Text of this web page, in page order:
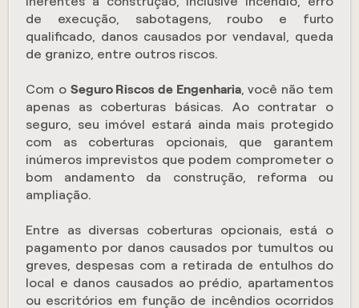
de execução, sabotagens, roubo e furto
qualificado, danos causados por vendaval, queda
de granizo, entre outros riscos.
Com o Seguro Riscos de Engenharia, você não tem
apenas as coberturas básicas. Ao contratar o
seguro, seu imóvel estará ainda mais protegido
com as coberturas opcionais, que garantem
inúmeros imprevistos que podem comprometer o
bom andamento da construção, reforma ou
ampliação.
Entre as diversas coberturas opcionais, está o
pagamento por danos causados por tumultos ou
greves, despesas com a retirada de entulhos do
local e danos causados ao prédio, apartamentos
ou escritórios em função de incêndios ocorridos